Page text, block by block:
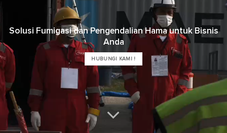
Solusi Fumigasi dan Pengendalian Hama untuk Bisnis
Anda
HUBUNGI KAMI !